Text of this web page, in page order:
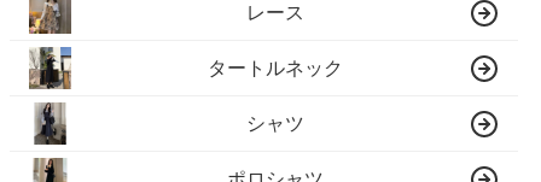
レース
タートルネック
シャツ